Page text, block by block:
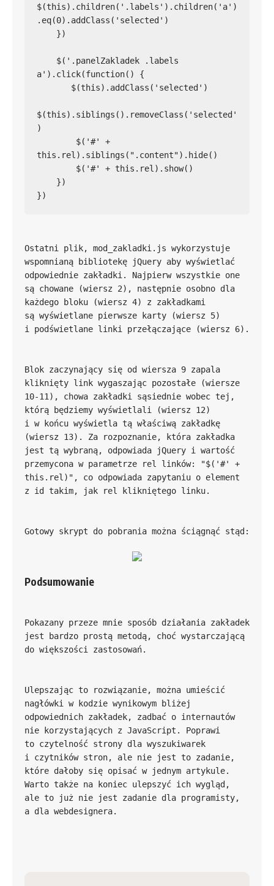
$(this).children('.labels').children('a')
.eq(0).addClass('selected')
a').click(function() {
$(this).siblings().removeClass('selected'
)
this.rel).siblings(".content").hide()
})
Ostatni plik, mod_zakladki.js wykorzystuje
wspomnianą bibliotekę jQuery aby wyświetlać
odpowiednie zakładki. Najpierw wszystkie one
są chowane (wiersz 2), następnie osobno dla
każdego bloku (wiersz 4) z zakładkami
są wyświetlane pierwsze karty (wiersz 5)
Blok zaczynający się od wiersza 9 zapala
kliknięty link wygaszając pozostałe (wiersze
10-11), chowa zakładki sąsiednie wobec tej,
którą będziemy wyświetlali (wiersz 12)
i w końcu wyświetla tą właściwą zakładkę
(wiersz 13). Za rozpoznanie, która zakładka
jest tą wybraną, odpowiada jQuery i wartość
przemycona w parametrze rel linków: "$('#' +
this.rel)", co odpowiada zapytaniu o element
Podsumowanie
Pokazany przeze mnie sposób działania zakładek
jest bardzo prostą metodą, choć wystarczającą
Ulepszając to rozwiązanie, można umieścić
nagłówki w kodzie wynikowym bliżej
odpowiednich zakładek, zadbać o internautów
nie korzystających z JavaScript. Poprawi
to czytelność strony dla wyszukiwarek
i czytników stron, ale nie jest to zadanie,
które dałoby się opisać w jednym artykule.
Warto także na koniec ulepszyć ich wygląd,
ale to już nie jest zadanie dla programisty,
a dla webdesignera.